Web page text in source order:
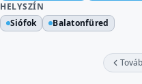
HELYSZÍN
Siófok
Balatonfüred